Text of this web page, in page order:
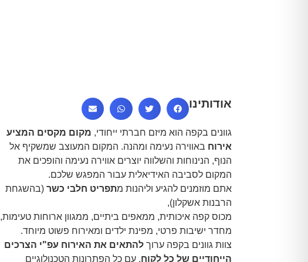
אודותינו
גוונים בקפה הוא מיזם חברתי ייחודי, מקום מקסים המציע
אירוח באווירה נעימה ומהנה. המקום המעוצב שמשקיף אל
הנוף, הנינוחות והשלווה יוצרים אווירה נעימה והופכים את
המקום לסביבה האידיאלית עבור המפגש שלכם.
אתם מוזמנים להגיע וליהנות מתפריט חלבי כשר (בהשגחת
הרבנות אשקלון),
מכוס קפה איכותית, ממאפים ביתיים, ממגוון ארוחות טעימות,
מחדר ישיבות פרטי, מפינת ילדים ומאירוח פשוט מיוחד.
צוות גוונים בקפה ערוך להתאים את האירוח עפ"י הצרכים
הייחודיים של כל לקוח, עם כל הפתרונות הטכנולוגיים